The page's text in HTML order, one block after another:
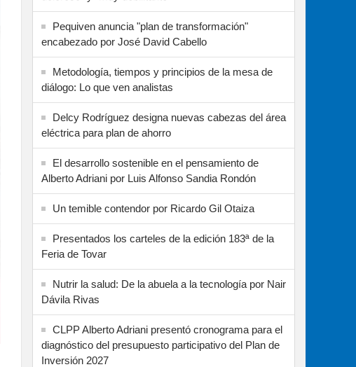
Pequiven anuncia "plan de transformación"
encabezado por José David Cabello
Metodología, tiempos y principios de la mesa de
diálogo: Lo que ven analistas
Delcy Rodríguez designa nuevas cabezas del área
eléctrica para plan de ahorro
El desarrollo sostenible en el pensamiento de
Alberto Adriani por Luis Alfonso Sandia Rondón
Un temible contendor por Ricardo Gil Otaiza
Presentados los carteles de la edición 183ª de la
Feria de Tovar
Nutrir la salud: De la abuela a la tecnología por Nair
Dávila Rivas
CLPP Alberto Adriani presentó cronograma para el
diagnóstico del presupuesto participativo del Plan de
Inversión 2027